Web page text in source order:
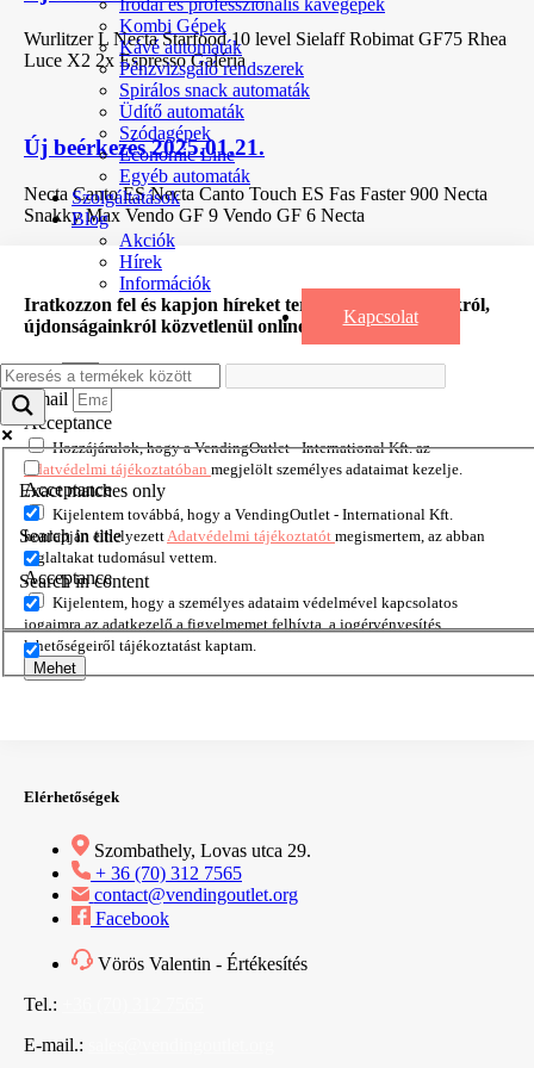
Irodai és professzionális kávégépek
Kombi Gépek
Kávé automaták
Pénzvizsgáló rendszerek
Spirálos snack automaták
Üdítő automaták
Szódagépek
Economic Line
Egyéb automaták
Szolgáltatások
Blog
Akciók
Hírek
Információk
Kapcsolat
Exact matches only
Search in title
Search in content
Wurlitzer L Necta Starfood 10 level Sielaff Robimat GF75 Rhea
Luce X2 2x Espresso Galéria
Új beérkezés 2025.01.21.
Necta Canto ES Necta Canto Touch ES Fas Faster 900 Necta
Snakky Max Vendo GF 9 Vendo GF 6 Necta
Iratkozzon fel és kapjon híreket termékeinkről, akciókról,
újdonságainkról közvetlenül online postaládájába!
Név
Email
Acceptance
Hozzájárulok, hogy a VendingOutlet - International Kft. az
Adatvédelmi tájékoztatóban megjelölt személyes adataimat kezelje.
Acceptance
Kijelentem továbbá, hogy a VendingOutlet - International Kft.
honlapján elhelyezettAdatvédelmi tájékoztatót megismertem, az abban
foglaltakat tudomásul vettem.
Acceptance
Kijelentem, hogy a személyes adataim védelmével kapcsolatos
jogaimra az adatkezelő a figyelmemet felhívta, a jogérvényesítés
lehetőségeiről tájékoztatást kaptam.
Mehet
Elérhetőségek
Szombathely, Lovas utca 29.
+ 36 (70) 312 7565
contact@vendingoutlet.org
Facebook
Vörös Valentin - Értékesítés
Tel.:
E-mail.: